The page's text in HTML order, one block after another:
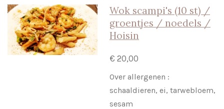
Wok scampi's (10 st) /
groentjes / noedels /
Hoisin
€ 20,00
Over allergenen :
schaaldieren, ei, tarwebloem,
sesam